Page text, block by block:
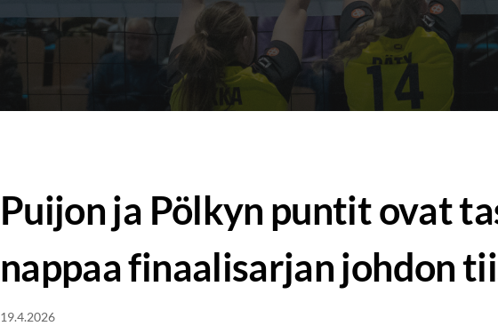
Puijon ja Pölkyn puntit ovat
nappaa finaalisarjan johdon
19.4.2026